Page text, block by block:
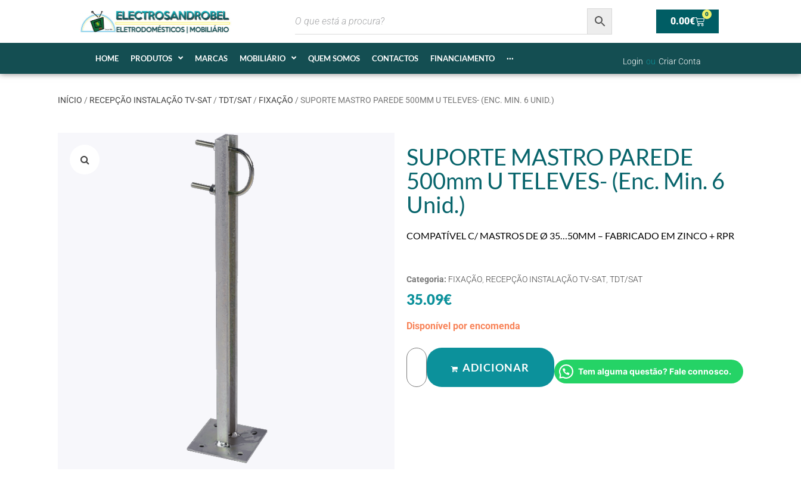
0.00€
0
HOME PRODUTOS MARCAS MOBILIÁRIO QUEM SOMOS CONTACTOS FINANCIAMENTO ··· Login ou Criar Conta
INÍCIO / RECEPÇÃO INSTALAÇÃO TV-SAT/ TDT/SAT/ FIXAÇÃO / SUPORTE MASTRO PAREDE 500MM U TELEVES- (ENC. MIN. 6 UNID.)
SUPORTE MASTRO PAREDE
500mm U TELEVES- (Enc. Min. 6
Unid.)
COMPATÍVEL C/ MASTROS DE Ø 35…50MM – FABRICADO EM ZINCO + RPR
Categoria: FIXAÇÃO RECEPÇÃO INSTALAÇÃO TV-SAT TDT/SAT
35.09€
Disponível por encomenda
ADICIONAR Tem alguma questão? Fale connosco.